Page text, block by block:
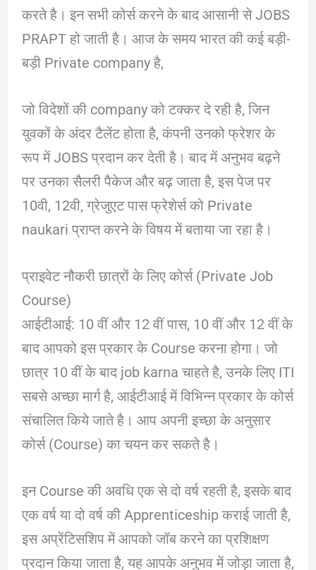
करते है। इन सभी कोर्स करने के बाद आसानी से JOBS
PRAPT हो जाती है। आज के समय भारत की कई बड़ी-
बड़ी Private company है,
जो विदेशों की company को टक्कर दे रही है, जिन
युवकों के अंदर टैलेंट होता है, कंपनी उनको फ्रेशर के
रूप में JOBS प्रदान कर देती है। बाद में अनुभव बढ़ने
पर उनका सैलरी पैकेज और बढ़ जाता है, इस पेज पर
10वी, 12वी, ग्रेजुएट पास फ्रेशेर्स को Private
naukari प्राप्त करने के विषय में बताया जा रहा है।
प्राइवेट नौकरी छात्रों के लिए कोर्स (Private Job
Course)
आईटीआई: 10 वीं और 12 वीं पास, 10 वीं और 12 वीं के
बाद आपको इस प्रकार के Course करना होगा। जो
छात्र 10 वीं के बाद job karna चाहते है, उनके लिए ITI
सबसे अच्छा मार्ग है, आईटीआई में विभिन्न प्रकार के कोर्स
संचालित किये जाते है। आप अपनी इच्छा के अनुसार
कोर्स (Course) का चयन कर सकते है।
इन Course की अवधि एक से दो वर्ष रहती है, इसके बाद
एक वर्ष या दो वर्ष की Apprenticeship कराई जाती है,
इस अप्रेंटिसशिप में आपको जॉब करने का प्रशिक्षण
प्रदान किया जाता है, यह आपके अनुभव में जोड़ा जाता है,